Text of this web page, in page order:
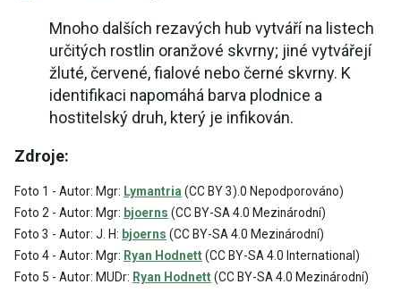
Mnoho dalších rezavých hub vytváří na listech
určitých rostlin oranžové skvrny; jiné vytvářejí
žluté, červené, fialové nebo černé skvrny. K
identifikaci napomáhá barva plodnice a
hostitelský druh, který je infikován.
Zdroje:
Foto 1 - Autor: Mgr: Lymantria (CC BY 3).0 Nepodporováno)
Foto 2 - Autor: Mgr: bjoerns (CC BY-SA 4.0 Mezinárodní)
Foto 3 - Autor: J. H: bjoerns (CC BY-SA 4.0 Mezinárodní)
Foto 4 - Autor: Mgr: Ryan Hodnett(CC BY-SA 4.0 International)
Foto 5 - Autor: MUDr: Ryan Hodnett(CC BY-SA 4.0 Mezinárodní)